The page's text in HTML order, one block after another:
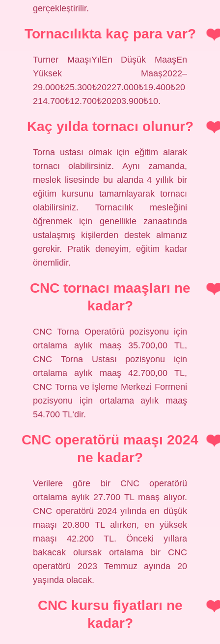
gerçekleştirilir.
Tornacılıkta kaç para var?
Turner MaaşıYılEn Düşük MaaşEn
Yüksek Maaş2022–
29.000₺25.300₺20227.000₺19.400₺20
214.700₺12.700₺20203.900₺10.
Kaç yılda tornacı olunur?
Torna ustası olmak için eğitim alarak
tornacı olabilirsiniz. Aynı zamanda,
meslek lisesinde bu alanda 4 yıllık bir
eğitim kursunu tamamlayarak tornacı
olabilirsiniz. Tornacılık mesleğini
öğrenmek için genellikle zanaatında
ustalaşmış kişilerden destek almanız
gerekir. Pratik deneyim, eğitim kadar
önemlidir.
CNC tornacı maaşları ne
kadar?
CNC Torna Operatörü pozisyonu için
ortalama aylık maaş 35.700,00 TL,
CNC Torna Ustası pozisyonu için
ortalama aylık maaş 42.700,00 TL,
CNC Torna ve İşleme Merkezi Formeni
pozisyonu için ortalama aylık maaş
54.700 TL’dir.
CNC operatörü maaşı 2024
ne kadar?
Verilere göre bir CNC operatörü
ortalama aylık 27.700 TL maaş alıyor.
CNC operatörü 2024 yılında en düşük
maaşı 20.800 TL alırken, en yüksek
maaşı 42.200 TL. Önceki yıllara
bakacak olursak ortalama bir CNC
operatörü 2023 Temmuz ayında 20
yaşında olacak.
CNC kursu fiyatları ne
kadar?